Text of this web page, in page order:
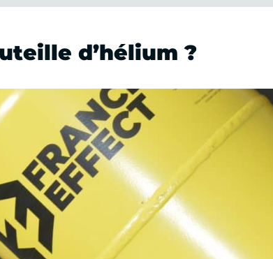
d’hélium ?